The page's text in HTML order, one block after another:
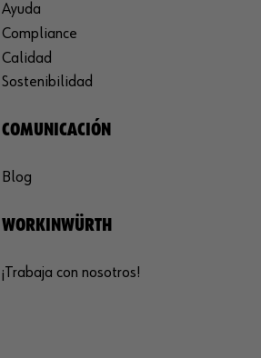
Ayuda
Compliance
Calidad
Sostenibilidad
COMUNICACIÓN
Blog
WORKINWÜRTH
¡Trabaja con nosotros!